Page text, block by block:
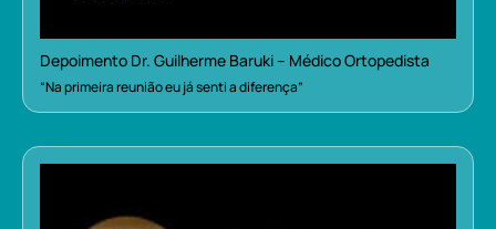
Depoimento Dr. Guilherme Baruki – Médico Ortopedista
“Na primeira reunião eu já senti a diferença”